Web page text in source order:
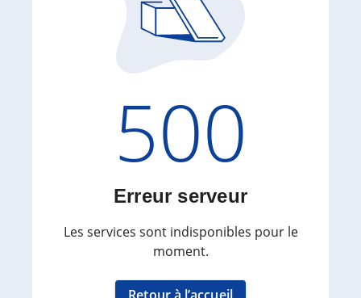
Code
500
Erreur serveur
Les services sont indisponibles pour le
moment.